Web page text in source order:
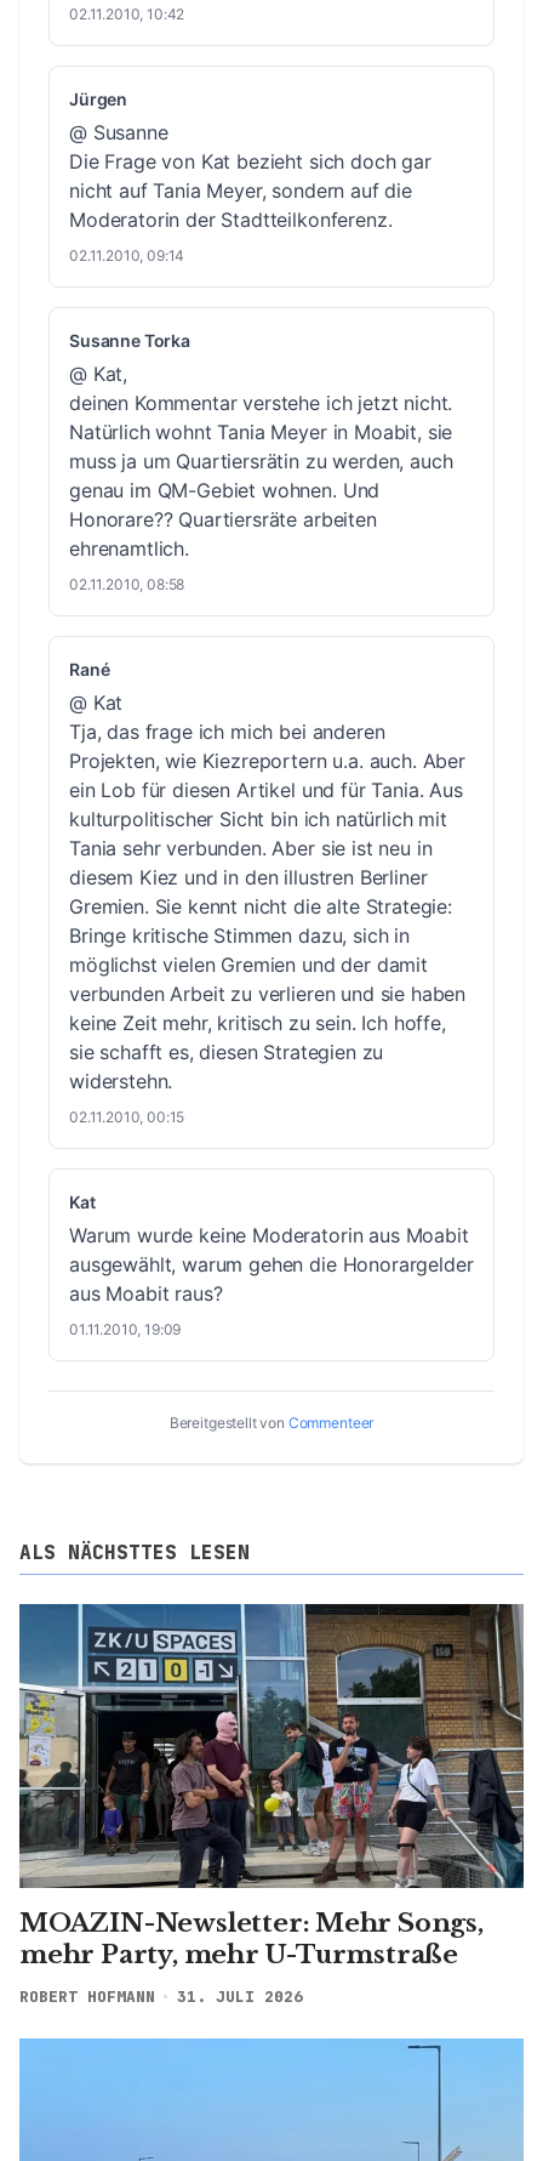
02.11.2010, 10:42
Jürgen
@ Susanne
Die Frage von Kat bezieht sich doch gar
nicht auf Tania Meyer, sondern auf die
Moderatorin der Stadtteilkonferenz.
02.11.2010, 09:14
Susanne Torka
@ Kat,
deinen Kommentar verstehe ich jetzt nicht.
Natürlich wohnt Tania Meyer in Moabit, sie
muss ja um Quartiersrätin zu werden, auch
genau im QM-Gebiet wohnen. Und
Honorare?? Quartiersräte arbeiten
ehrenamtlich.
02.11.2010, 08:58
Rané
@ Kat
Tja, das frage ich mich bei anderen
Projekten, wie Kiezreportern u.a. auch. Aber
ein Lob für diesen Artikel und für Tania. Aus
kulturpolitischer Sicht bin ich natürlich mit
Tania sehr verbunden. Aber sie ist neu in
diesem Kiez und in den illustren Berliner
Gremien. Sie kennt nicht die alte Strategie:
Bringe kritische Stimmen dazu, sich in
möglichst vielen Gremien und der damit
verbunden Arbeit zu verlieren und sie haben
keine Zeit mehr, kritisch zu sein. Ich hoffe,
sie schafft es, diesen Strategien zu
widerstehn.
02.11.2010, 00:15
Kat
Warum wurde keine Moderatorin aus Moabit
ausgewählt, warum gehen die Honorargelder
aus Moabit raus?
01.11.2010, 19:09
Bereitgestellt von Commenteer
ALS NÄCHSTTES LESEN
MOAZIN-Newsletter: Mehr Songs,
mehr Party, mehr U-Turmstraße
ROBERT HOFMANN 31. JULI 2026